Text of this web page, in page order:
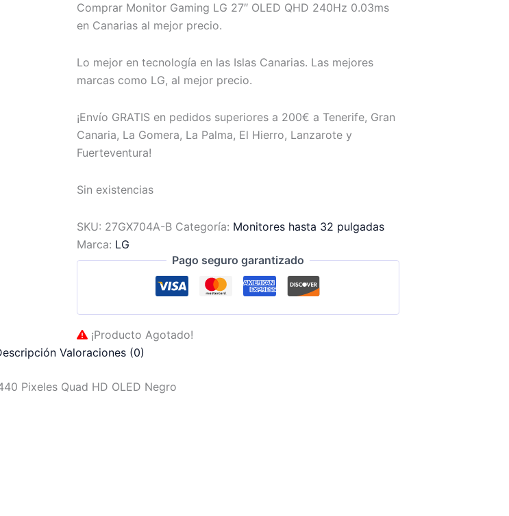
Comprar Monitor Gaming LG 27″ OLED QHD 240Hz 0.03ms
en Canarias al mejor precio.
Lo mejor en tecnología en las Islas Canarias. Las mejores
marcas como LG, al mejor precio.
¡Envío GRATIS en pedidos superiores a 200€ a Tenerife, Gran
Canaria, La Gomera, La Palma, El Hierro, Lanzarote y
Fuerteventura!
Sin existencias
SKU: 27GX704A-B Categoría: Monitores hasta 32 pulgadas
Marca: LG
Pago seguro garantizado
¡Producto Agotado!
Valoraciones (0)
Pixeles Quad HD OLED Negro